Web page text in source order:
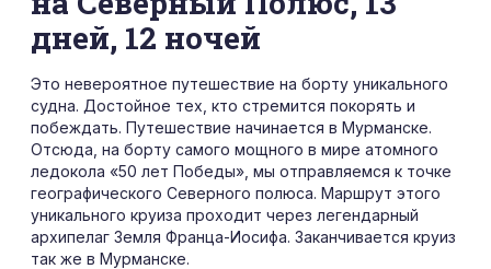
дней, 12 ночей
Это невероятное путешествие на борту уникального
судна. Достойное тех, кто стремится покорять и
побеждать. Путешествие начинается в Мурманске.
Отсюда, на борту самого мощного в мире атомного
ледокола «50 лет Победы», мы отправляемся к точке
географического Северного полюса. Маршрут этого
уникального круиза проходит через легендарный
архипелаг Земля Франца-Иосифа. Заканчивается круиз
так же в Мурманске.